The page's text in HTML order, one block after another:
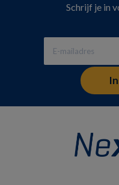
Schrijf je in